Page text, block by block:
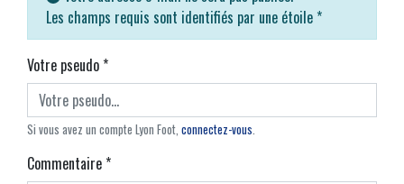
Les champs requis sont identifiés par une étoile *
Votre pseudo*
Si vous avez un compte Lyon Foot, connectez-vous.
Commentaire*